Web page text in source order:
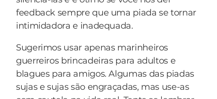
todas as noites pra ela. E assim foi durante mais
de um mês. Ele trazia comida, água e como não
resistia aos belos dotes da loira, aproveitava pra
dar uma trepada.
Até que um dia o Capitão foi fazer uma
inspeção nos botes e então se deparou com a
linda loira, ficando boquiaberto:
feedback sempre que uma piada se tornar
intimidadora e inadequada.
Sugerimos usar apenas marinheiros
guerreiros brincadeiras para adultos e
blagues para amigos. Algumas das piadas
sujas e sujas são engraçadas, mas use-as